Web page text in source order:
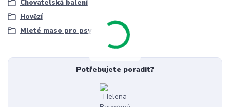
Chovatelská balení
Hovězí
Mleté maso pro psy
Potřebujete poradit?